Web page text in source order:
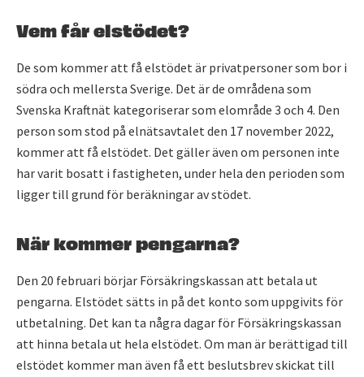
Vem får elstödet?
De som kommer att få elstödet är privatpersoner som bor i
södra och mellersta Sverige. Det är de områdena som
Svenska Kraftnät kategoriserar som elområde 3 och 4. Den
person som stod på elnätsavtalet den 17 november 2022,
kommer att få elstödet. Det gäller även om personen inte
har varit bosatt i fastigheten, under hela den perioden som
ligger till grund för beräkningar av stödet.
När kommer pengarna?
Den 20 februari börjar Försäkringskassan att betala ut
pengarna. Elstödet sätts in på det konto som uppgivits för
utbetalning. Det kan ta några dagar för Försäkringskassan
att hinna betala ut hela elstödet. Om man är berättigad till
elstödet kommer man även få ett beslutsbrev skickat till